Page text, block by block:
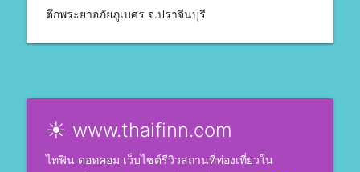
ตึกพระยาอภัยภูเบศร จ.ปราจีนบุรี
☀ www.thaifinn.com
ไทฟิน ดอทคอม เว็บไซต์รีวิวสถานที่ท่องเที่ยวใน